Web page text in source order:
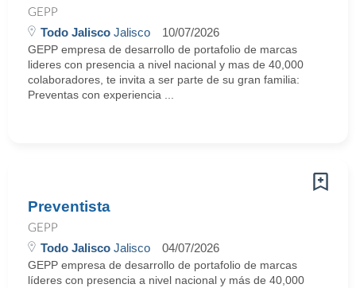
GEPP
Todo Jalisco Jalisco 10/07/2026
GEPP empresa de desarrollo de portafolio de marcas
lideres con presencia a nivel nacional y mas de 40,000
colaboradores, te invita a ser parte de su gran familia:
Preventas con experiencia ...
Preventista
GEPP
Todo Jalisco Jalisco 04/07/2026
GEPP empresa de desarrollo de portafolio de marcas
líderes con presencia a nivel nacional y más de 40,000